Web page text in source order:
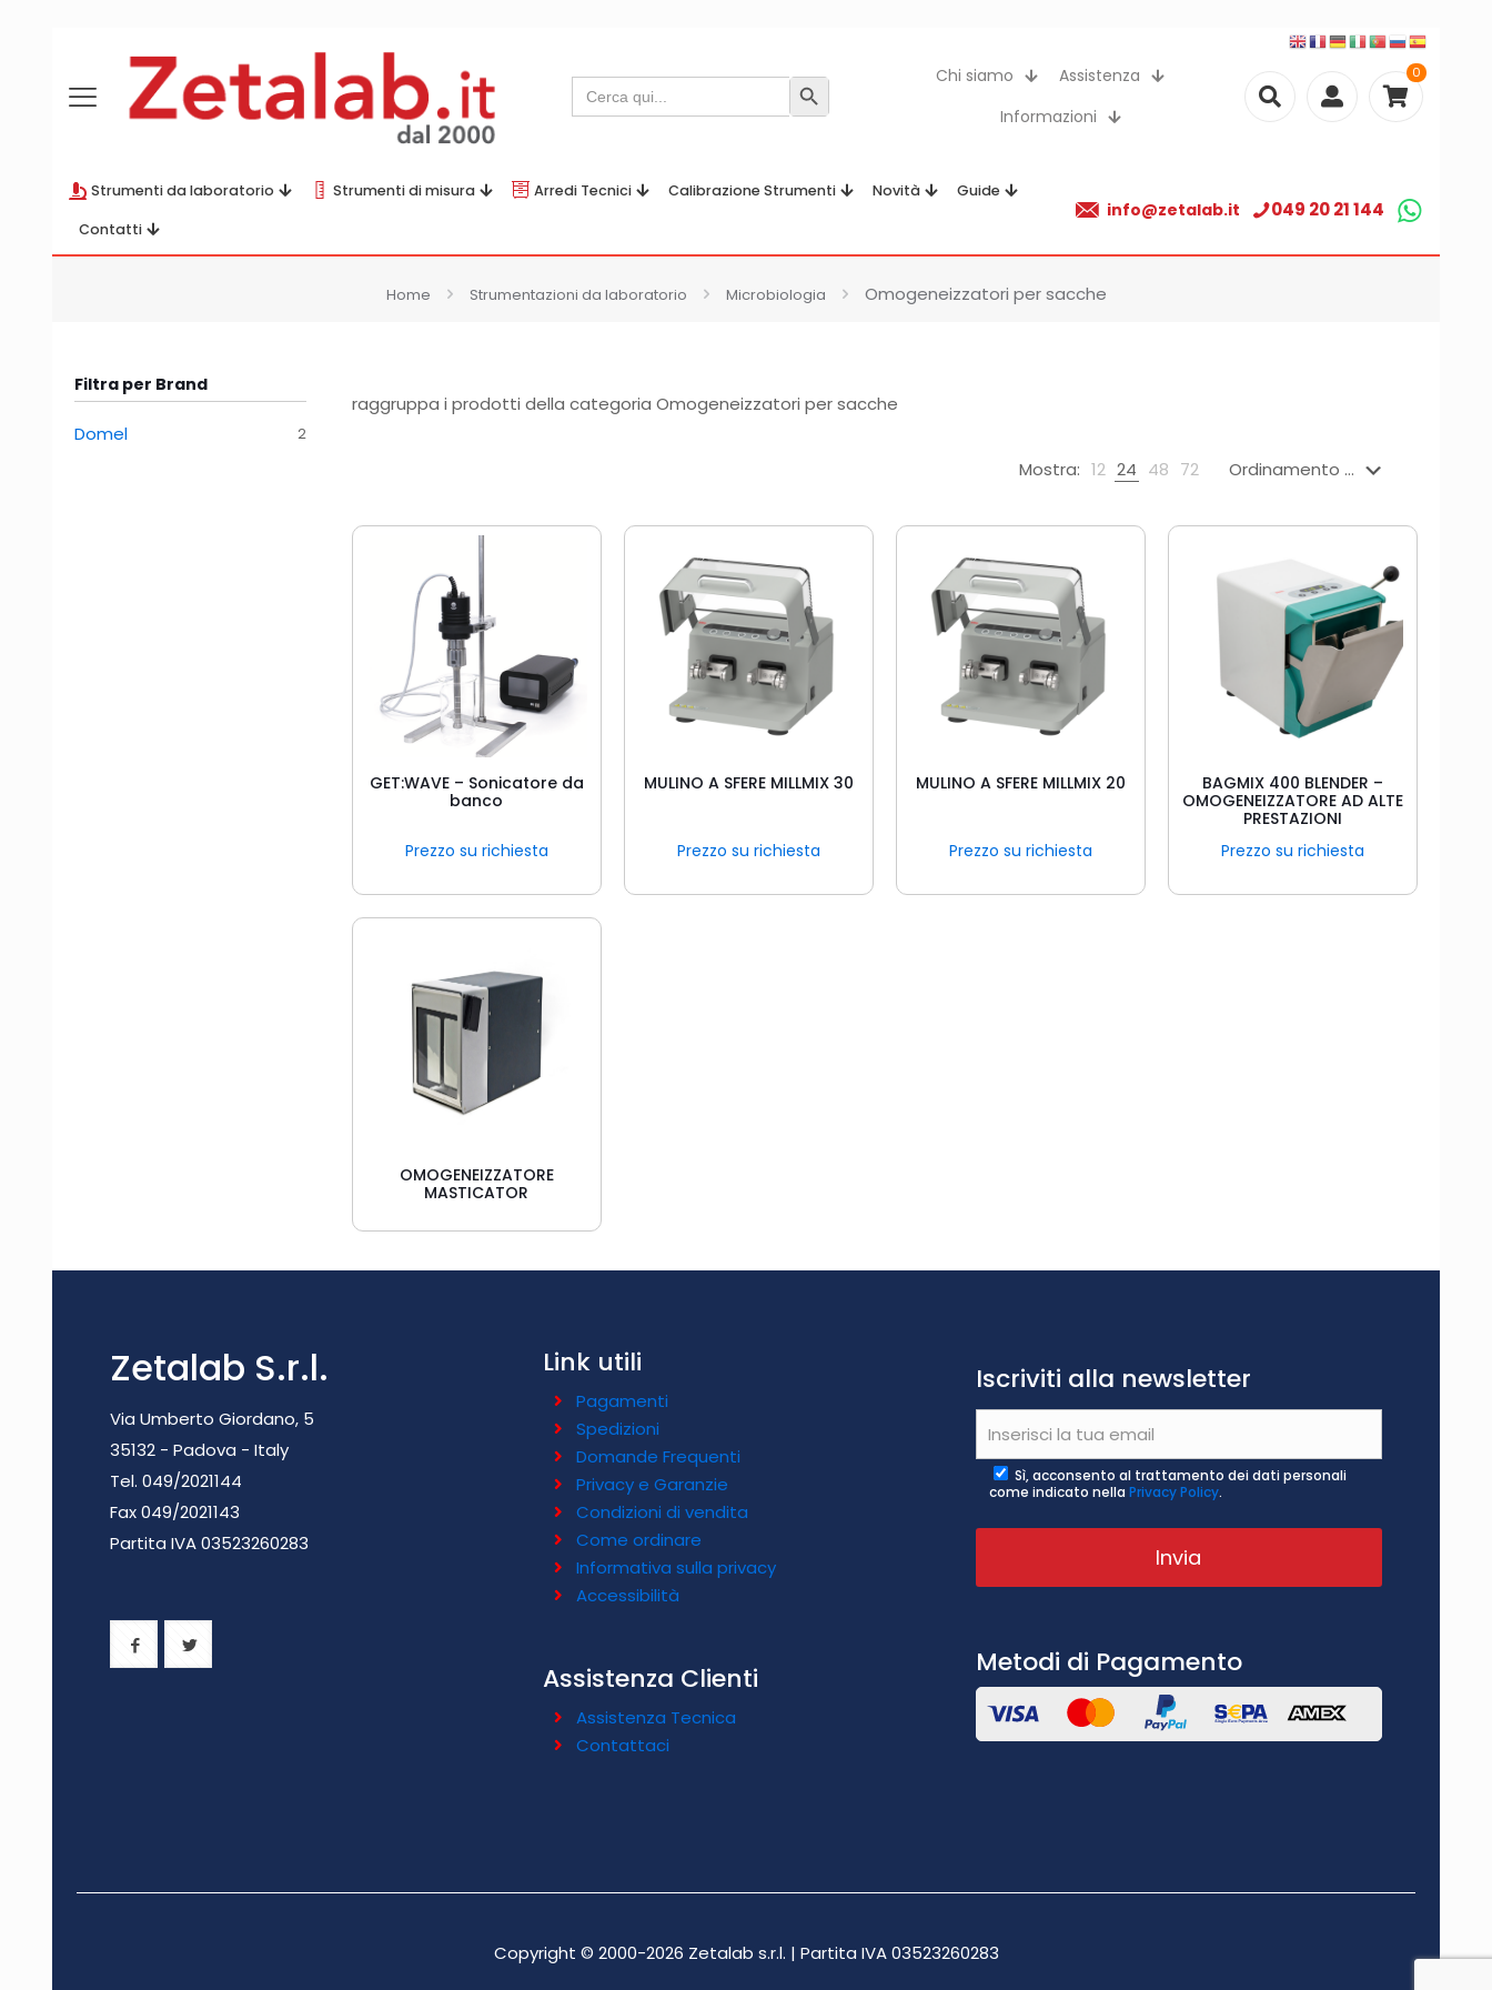
Search
for: Search Button
Chi siamo
Assistenza
Informazioni
0
Strumenti da laboratorio Strumenti di misura Arredi Tecnici Calibrazione Strumenti Novità Guide
Contatti
info@zetalab.it 049 20 21 144
Home Strumentazioni da laboratorio Microbiologia Omogeneizzatori per sacche
raggruppa i prodotti della categoria Omogeneizzatori per sacche
Mostra: 12 24 48 72
GET:WAVE – Sonicatore da
banco
Prezzo su richiesta
MULINO A SFERE MILLMIX 30
Prezzo su richiesta
MULINO A SFERE MILLMIX 20
Prezzo su richiesta
BAGMIX 400 BLENDER –
OMOGENEIZZATORE AD ALTE
PRESTAZIONI
Prezzo su richiesta
OMOGENEIZZATORE
MASTICATOR
Filtra per Brand
Domel 2
Zetalab S.r.l.
Via Umberto Giordano, 5
35132 - Padova - Italy
Tel. 049/2021144
Fax 049/2021143
Partita IVA 03523260283
Link utili
Pagamenti
Spedizioni
Domande Frequenti
Privacy e Garanzie
Condizioni di vendita
Come ordinare
Informativa sulla privacy
Accessibilità
Assistenza Clienti
Assistenza Tecnica
Contattaci
Iscriviti alla newsletter
Sì, acconsento al trattamento dei dati personali
come indicato nella Privacy Policy.
Metodi di Pagamento
Copyright © 2000-2026 Zetalab s.r.l. | Partita IVA 03523260283